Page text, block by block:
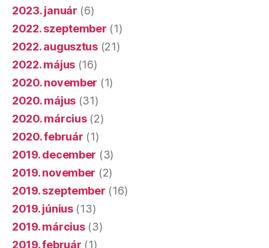
2023. január (6)
2022. szeptember (1)
2022. augusztus(21)
2022. május (16)
2020. november (1)
2020. május (31)
2020. március(2)
2020. február (1)
2019. december (3)
2019. november (2)
2019. szeptember (16)
2019. június(13)
2019. március(3)
2019. február (1)